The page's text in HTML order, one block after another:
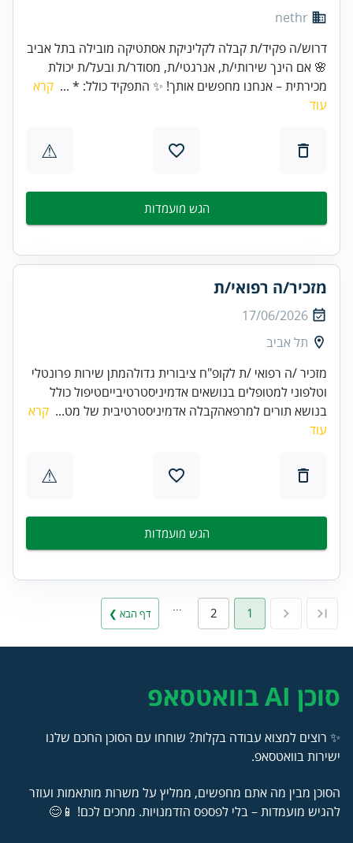
nethr
דרוש/ה פקיד/ת קבלה לקליניקת אסתטיקה מובילה בתל אביב
🌸 אם הינך שירותי/ת, אנרגטי/ת, מסודר/ת ובעל/ת יכולת
מכירתית – אנחנו מחפשים אותך! ✨ התפקיד כולל: * ... קרא
עוד
⚠
הגש מועמדות
מזכיר/ה רפואי/ת
17/06/2026
תל אביב
מזכיר /ה רפואי /ת לקופ"ח ציבורית גדולהמתן שירות פרונטלי
וטלפוני למטופלים בנושאים אדמיניסטרטיבייםטיפול כולל
בנושא תורים למרפאהקבלה אדמיניסטרטיבית של מט... קרא
עוד
⚠
הגש מועמדות
1
2 דף הבא ❯
סוכן AI בוואטסאפ
✨ רוצים למצוא עבודה בקלות? שוחחו עם הסוכן החכם שלנו
ישירות בוואטסאפ.
הסוכן מבין מה אתם מחפשים, ממליץ על משרות מותאמות ועוזר
להגיש מועמדות – בלי לפספס הזדמנויות. מחכים לכם! 📱😊